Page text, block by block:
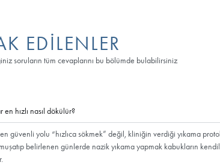
ve minerallerle beslenerek daha hızlı iyileşirken
ahenk içinde uzuyor. Uygulama ayrıca saç
Cildi nemlendirip rahatlamasını sağlayarak saç
Hızlı